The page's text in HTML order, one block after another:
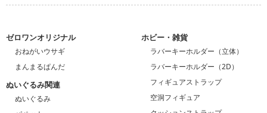
ゼロワンオリジナル
おねがいウサギ
まんまるぱんだ
ぬいぐるみ関連
ぬいぐるみ
ホビー・雑貨
ラバーキーホルダー（立体）
ラバーキーホルダー（2D）
フィギュアストラップ
空洞フィギュア